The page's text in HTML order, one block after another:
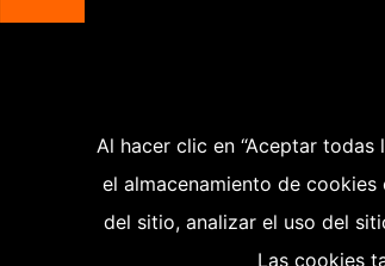
Al hacer clic en “Aceptar todas
el almacenamiento de
del sitio, analizar el uso del
Las cookies